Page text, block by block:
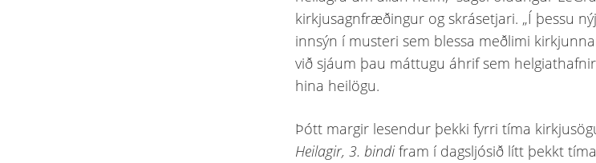
kirkjusagnfræðingur og skrásetjari. „Í þessu
innsýn í musteri sem blessa meðlimi
við sjáum þau máttugu áhrif sem
hina heilögu.
Þótt margir lesendur þekki fyrri tíma
Heilagir, 3. bindifram í dagsljósið lítt þekkt